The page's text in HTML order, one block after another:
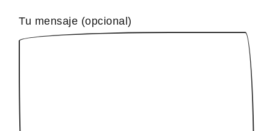
Tu mensaje (opcional)